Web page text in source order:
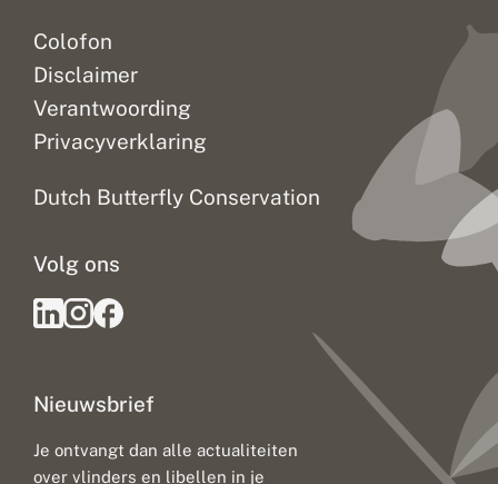
Colofon
Disclaimer
Verantwoording
Privacyverklaring
Dutch Butterfly Conservation
Nieuwsbrief
Je ontvangt dan alle actualiteiten
over vlinders en libellen in je
Volg ons